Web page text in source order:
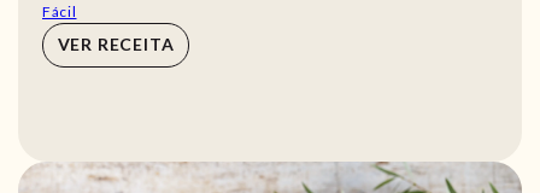
Fácil
VER RECEITA